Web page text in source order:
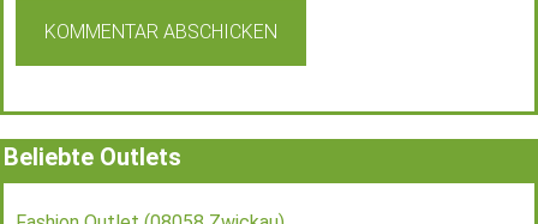
Beliebte Outlets